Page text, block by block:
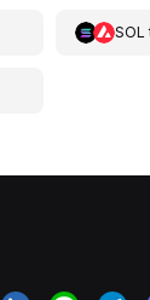
SOL